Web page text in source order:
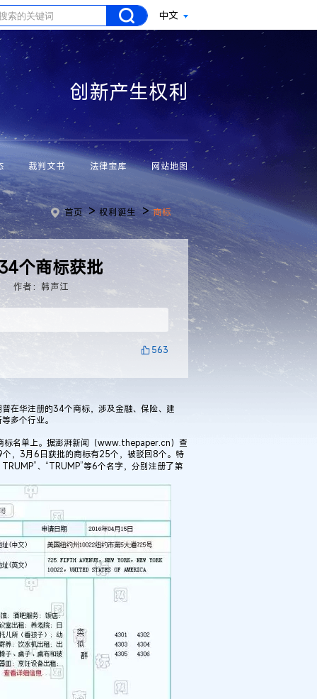
中文
创新产生权利
裁判文书 法律宝库 网站地图
首页 >权利诞生 >商标
个商标获批
作者：韩声江
563
在华注册的34个商标，涉及金融、保险、建
多个行业。
标名单上。据澎湃新闻（www.thepaper.cn）查
，3月6日获批的商标有25个，被驳回8个。特
TRUMP”、“TRUMP”等6个名字，分别注册了第